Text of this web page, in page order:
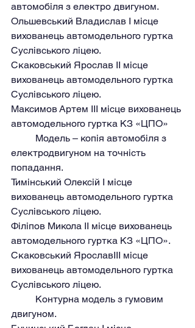
автомобіля з електро двигуном.
Ольшевський Владислав I місце
вихованець автомодельного гуртка
Суслівського ліцею.
Скаковський Ярослав II місце
вихованець автомодельного гуртка
Суслівського ліцею.
Максимов Артем III місце вихованець
автомодельного гуртка КЗ «ЦПО»
електродвигуном на точність
попадання.
Тимінський Олексій I місце
вихованець автомодельного гуртка
Суслівського ліцею.
Філіпов Микола II місце вихованець
автомодельного гуртка КЗ «ЦПО».
Скаковський ЯрославIII місце
вихованець автомодельного гуртка
Суслівського ліцею.
двигуном.